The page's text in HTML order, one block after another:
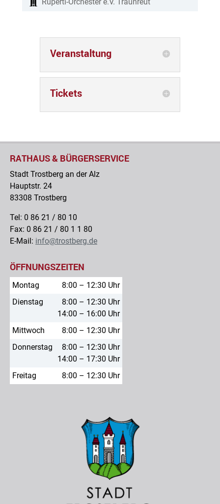
Veranstaltung
Tickets
RATHAUS & BÜRGERSERVICE
Stadt Trostberg an der Alz
Hauptstr. 24
83308 Trostberg
Tel: 0 86 21 / 80 10
Fax: 0 86 21 / 80 1 1 80
E-Mail: info@trostberg.de
ÖFFNUNGSZEITEN
Montag
8:00 – 12:30 Uhr
Dienstag
8:00 – 12:30 Uhr
14:00 – 16:00 Uhr
Mittwoch
8:00 – 12:30 Uhr
Donnerstag
8:00 – 12:30 Uhr
14:00 – 17:30 Uhr
Freitag
8:00 – 12:30 Uhr